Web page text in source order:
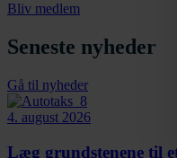
Bliv medlem
Seneste nyheder
Gå til nyheder
4. august 2026
Læg grundstenene til